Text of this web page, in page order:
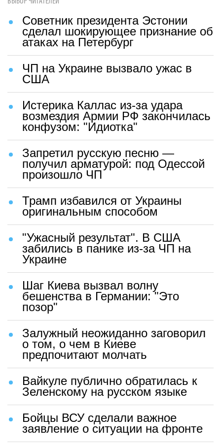
Советник президента Эстонии
сделал шокирующее признание об
атаках на Петербург
ЧП на Украине вызвало ужас в
США
Истерика Каллас из-за удара
возмездия Армии РФ закончилась
конфузом: "Идиотка"
Запретил русскую песню —
получил арматурой: под Одессой
произошло ЧП
Трамп избавился от Украины
оригинальным способом
"Ужасный результат". В США
забились в панике из-за ЧП на
Украине
Шаг Киева вызвал волну
бешенства в Германии: "Это
позор"
Залужный неожиданно заговорил
о том, о чем в Киеве
предпочитают молчать
Вайкуле публично обратилась к
Зеленскому на русском языке
Бойцы ВСУ сделали важное
заявление о ситуации на фронте